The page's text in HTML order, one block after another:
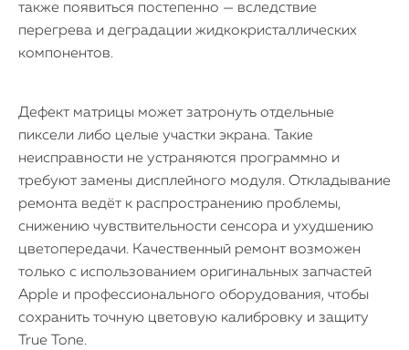
также появиться постепенно — вследствие
перегрева и деградации жидкокристаллических
компонентов.
Дефект матрицы может затронуть отдельные
пиксели либо целые участки экрана. Такие
неисправности не устраняются программно и
требуют замены дисплейного модуля. Откладывание
ремонта ведёт к распространению проблемы,
снижению чувствительности сенсора и ухудшению
цветопередачи. Качественный ремонт возможен
только с использованием оригинальных запчастей
Apple и профессионального оборудования, чтобы
сохранить точную цветовую калибровку и защиту
True Tone.